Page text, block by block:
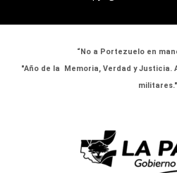
“No a Portezuelo en
"Año de la Memoria, Verdad y Justicia.
militares."